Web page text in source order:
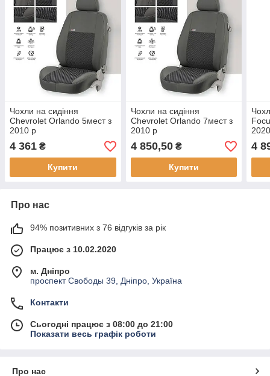
Чохли на сидіння
Chevrolet Orlando 5мест з
2010 р
4 361 ₴
Купити
Чохли на сидіння
Chevrolet Orlando 7мест з
2010 р
4 850,50₴
Купити
4
Про нас
94% позитивних з 76 відгуків за рік
Працює з 10.02.2020
м. Дніпро
проспект Свободы 39, Дніпро, Україна
Контакти
Сьогодні працює з 08:00 до 21:00
Показати весь графік роботи
Про нас